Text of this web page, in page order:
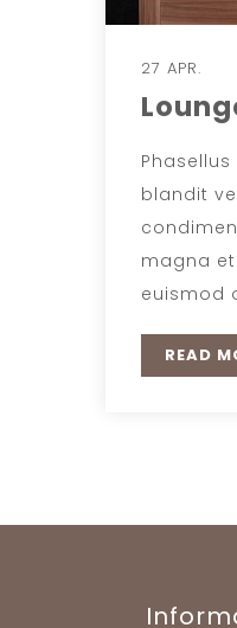
27 APR.
blandit
magna
euismod
READ